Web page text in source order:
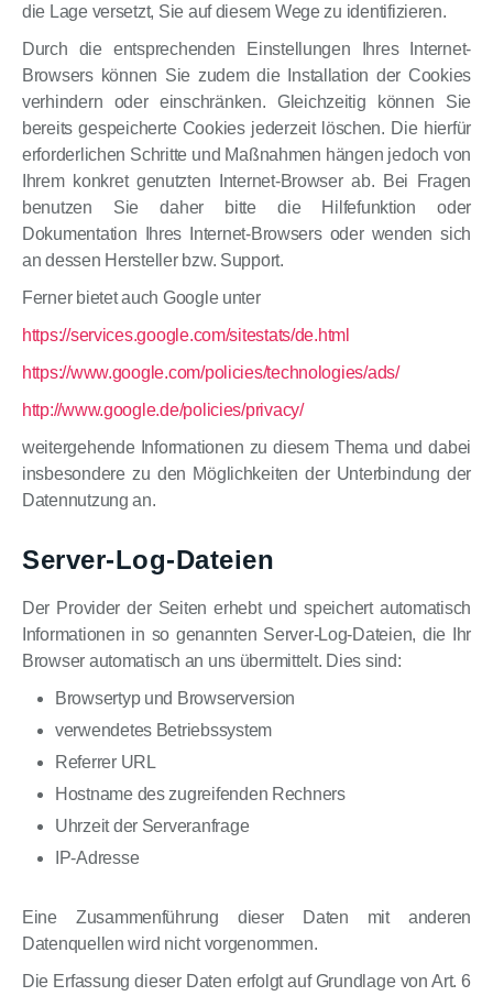
die Lage versetzt, Sie auf diesem Wege zu identifizieren.
Durch die entsprechenden Einstellungen Ihres Internet-
Browsers können Sie zudem die Installation der Cookies
verhindern oder einschränken. Gleichzeitig können Sie
bereits gespeicherte Cookies jederzeit löschen. Die hierfür
erforderlichen Schritte und Maßnahmen hängen jedoch von
Ihrem konkret genutzten Internet-Browser ab. Bei Fragen
benutzen Sie daher bitte die Hilfefunktion oder
Dokumentation Ihres Internet-Browsers oder wenden sich
an dessen Hersteller bzw. Support.
Ferner bietet auch Google unter
https://services.google.com/sitestats/de.html
https://www.google.com/policies/technologies/ads/
http://www.google.de/policies/privacy/
weitergehende Informationen zu diesem Thema und dabei
insbesondere zu den Möglichkeiten der Unterbindung der
Datennutzung an.
Server-Log-Dateien
Der Provider der Seiten erhebt und speichert automatisch
Informationen in so genannten Server-Log-Dateien, die Ihr
Browser automatisch an uns übermittelt. Dies sind:
Browsertyp und Browserversion
verwendetes Betriebssystem
Referrer URL
Hostname des zugreifenden Rechners
Uhrzeit der Serveranfrage
IP-Adresse
Eine Zusammenführung dieser Daten mit anderen
Datenquellen wird nicht vorgenommen.
Die Erfassung dieser Daten erfolgt auf Grundlage von Art. 6